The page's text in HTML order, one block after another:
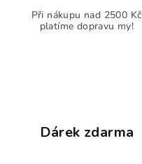
Při nákupu nad 2500 Kč
platíme dopravu my!
Dárek zdarma